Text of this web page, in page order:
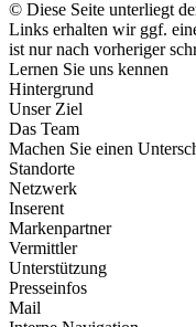
© Diese Seite unterliegt
Links erhalten wir ggf.
ist nur nach vorheriger
Lernen Sie uns kennen
Hintergrund
Unser Ziel
Das Team
Machen Sie einen
Standorte
Netzwerk
Inserent
Markenpartner
Vermittler
Unterstützung
Presseinfos
Mail